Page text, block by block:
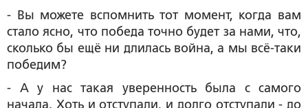
- Вы можете вспомнить тот момент, когда вам
стало ясно, что победа точно будет за нами, что,
сколько бы ещё ни длилась война, а мы всё-таки
победим?
- А у нас такая уверенность была с самого
начала. Хоть и отступали, и долго отступали - до